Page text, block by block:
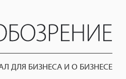
ДЛЯ БИЗНЕСА И О БИЗНЕСЕ